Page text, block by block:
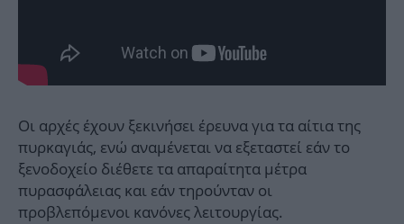
Οι αρχές έχουν ξεκινήσει έρευνα για τα αίτια της
πυρκαγιάς, ενώ αναμένεται να εξεταστεί εάν το
ξενοδοχείο διέθετε τα απαραίτητα μέτρα
πυρασφάλειας και εάν τηρούνταν οι
προβλεπόμενοι κανόνες λειτουργίας.